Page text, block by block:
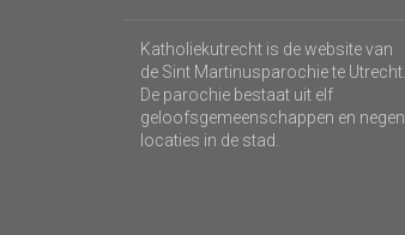
Katholiekutrecht is de website van
de Sint Martinusparochie te Utrecht.
De parochie bestaat uit elf
geloofsgemeenschappen en negen
locaties in de stad.